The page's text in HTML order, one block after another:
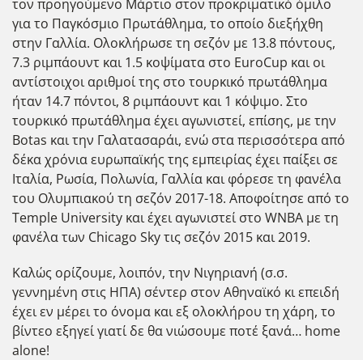
τον προηγούμενο Μάρτιο στον προκριματικό όμιλο
για το Παγκόσμιο Πρωτάθλημα, το οποίο διεξήχθη
στην Γαλλία. Ολοκλήρωσε τη σεζόν με 13.8 πόντους,
7.3 ριμπάουντ και 1.5 κοψίματα στο EuroCup και οι
αντίστοιχοι αριθμοί της στο τουρκικό πρωτάθλημα
ήταν 14.7 πόντοι, 8 ριμπάουντ και 1 κόψιμο. Στο
τουρκικό πρωτάθλημα έχει αγωνιστεί, επίσης, με την
Botas και την Γαλατασαράι, ενώ στα περισσότερα από
δέκα χρόνια ευρωπαϊκής της εμπειρίας έχει παίξει σε
Ιταλία, Ρωσία, Πολωνία, Γαλλία και φόρεσε τη φανέλα
του Ολυμπιακού τη σεζόν 2017-18. Αποφοίτησε από το
Temple University και έχει αγωνιστεί στο WNBA με τη
φανέλα των Chicago Sky τις σεζόν 2015 και 2019.
Καλώς ορίζουμε, λοιπόν, την Νιγηριανή (σ.σ.
γεννημένη στις ΗΠΑ) σέντερ στον Αθηναϊκό κι επειδή
έχει εν μέρει το όνομα και εξ ολοκλήρου τη χάρη, το
βίντεο εξηγεί γιατί δε θα νιώσουμε ποτέ ξανά… home
alone!